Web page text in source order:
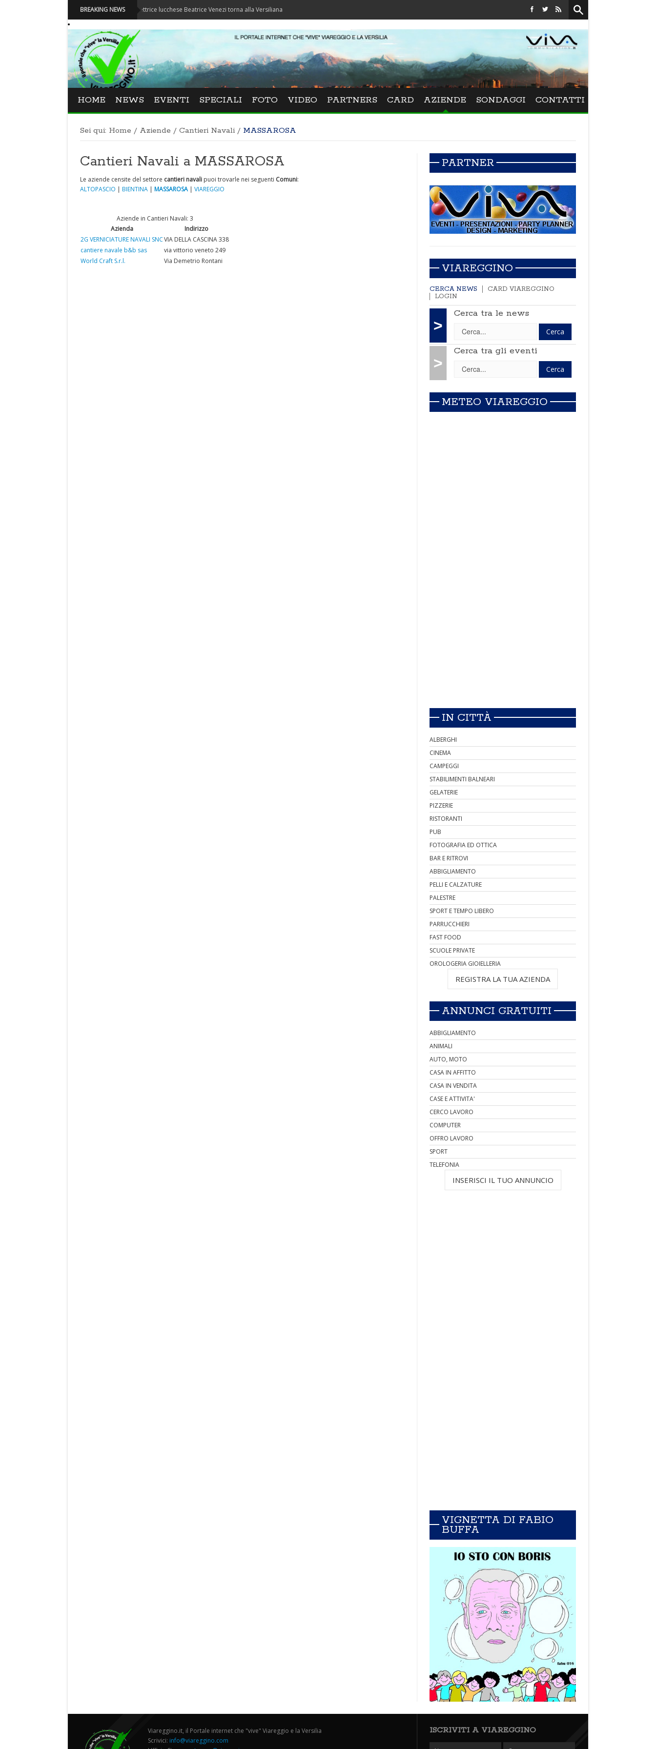
BREAKING NEWS
Festival La Versiliana - La direttrice lucchese Beatrice Venezi torna alla Versiliana Festival La Versiliana - Maurizio Schweizer porta
HOME NEWS EVENTI SPECIALI FOTO VIDEO PARTNERS CARD AZIENDE SONDAGGI CONTATTI
Sei qui: Home / Aziende / Cantieri Navali / MASSAROSA
Cantieri Navali a MASSAROSA
Le aziende censite del settore cantieri navali puoi trovarle nei seguenti Comuni:
ALTOPASCIO | BIENTINA | MASSAROSA | VIAREGGIO
Aziende in Cantieri Navali: 3
Azienda
Indirizzo
2G VERNICIATURE NAVALI SNCVIA DELLA CASCINA 338
cantiere navale b&b sas
via vittorio veneto 249
World Craft S.r.l.
Via Demetrio Rontani
PARTNER
VIAREGGINO
CERCA NEWS
CARD VIAREGGINO
LOGIN
>
Cerca tra le news
>
Cerca tra gli eventi
METEO VIAREGGIO
IN CITTÀ
ALBERGHI
CINEMA
CAMPEGGI
STABILIMENTI BALNEARI
GELATERIE
PIZZERIE
RISTORANTI
PUB
FOTOGRAFIA ED OTTICA
BAR E RITROVI
ABBIGLIAMENTO
PELLI E CALZATURE
PALESTRE
SPORT E TEMPO LIBERO
PARRUCCHIERI
FAST FOOD
SCUOLE PRIVATE
OROLOGERIA GIOIELLERIA
REGISTRA LA TUA AZIENDA
ANNUNCI GRATUITI
ABBIGLIAMENTO
ANIMALI
AUTO, MOTO
CASA IN AFFITTO
CASA IN VENDITA
CASE E ATTIVITA'
CERCO LAVORO
COMPUTER
OFFRO LAVORO
SPORT
TELEFONIA
INSERISCI IL TUO ANNUNCIO
VIGNETTA DI FABIO
BUFFA
Viareggino.it, il Portale internet che "vive" Viareggio e la Versilia
Scrivici: info@viareggino.com
ISCRIVITI A VIAREGGINO